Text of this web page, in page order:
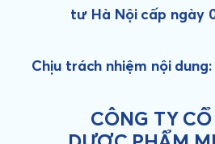
tư Hà Nội cấp ngày
Chịu trách nhiệm nội
CÔNG TY